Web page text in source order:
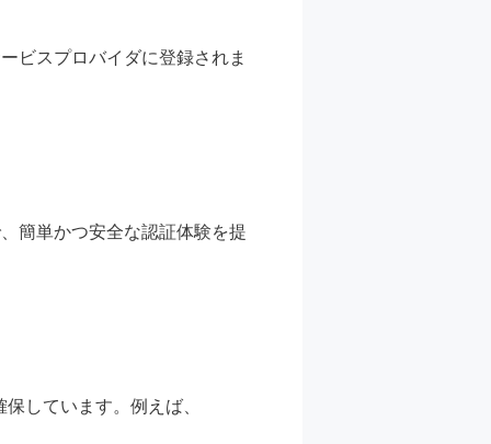
ビスプロバイダに登録されま
簡単かつ安全な認証体験を提
しています。例えば、